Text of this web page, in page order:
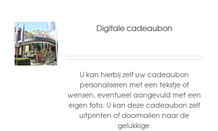
Digitale cadeaubon
U kan hierbij zelf uw cadeaubon
personaliseren met een tekstje of
wensen, eventueel aangevuld met een
eigen foto. U kan deze cadeaubon zelf
uitprinten of doormailen naar de
gelukkige.